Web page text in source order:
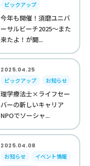
ピックアップ
今年も開催！須磨ユニバ
ーサルビーチ2025～また
来たよ！が聞...
2025.04.25
ピックアップ
お知らせ
理学療法士×ライフセー
バーの新しいキャリア
NPOでソーシャ...
2025.04.08
お知らせ
イベント情報